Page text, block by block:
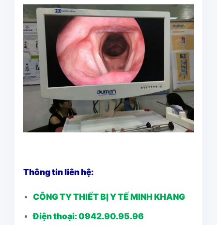
Thông tin liên hệ:
CÔNG TY THIẾT BỊ Y TẾ MINH KHANG
Điện thoại: 0942.90.95.96